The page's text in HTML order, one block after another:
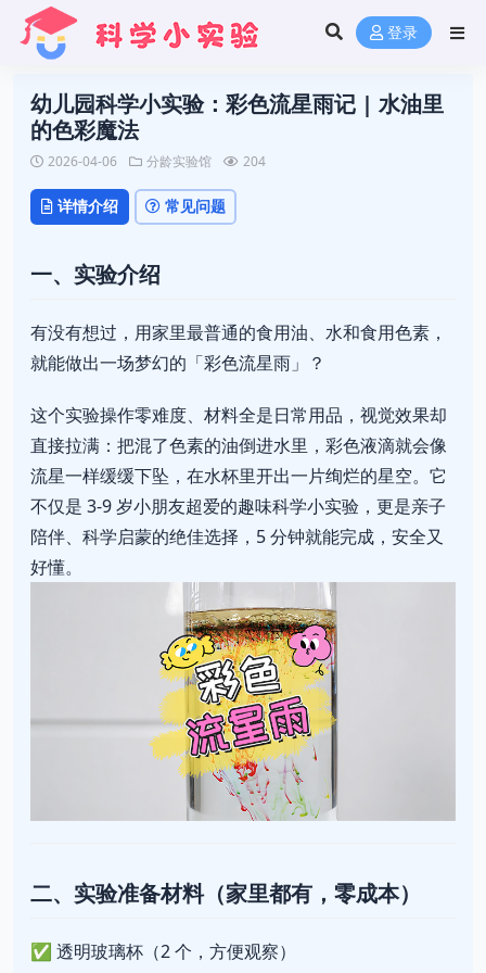
登录
幼儿园科学小实验：彩色流星雨记 | 水油里
的色彩魔法
2026-04-06 分龄实验馆 204
详情介绍 常见问题
一、实验介绍
有没有想过，用家里最普通的食用油、水和食用色素，
就能做出一场梦幻的「彩色流星雨」？
这个实验操作零难度、材料全是日常用品，视觉效果却
直接拉满：把混了色素的油倒进水里，彩色液滴就会像
流星一样缓缓下坠，在水杯里开出一片绚烂的星空。它
不仅是 3-9 岁小朋友超爱的趣味科学小实验，更是亲子
陪伴、科学启蒙的绝佳选择，5 分钟就能完成，安全又
好懂。
二、实验准备材料（家里都有，零成本）
✅ 透明玻璃杯（2 个，方便观察）